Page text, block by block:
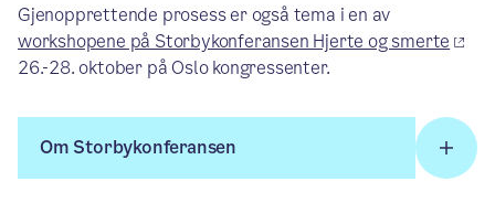
Gjenopprettende prosess er også tema i en av
workshopene på Storbykonferansen Hjerte og smerte
26.-28. oktober på Oslo kongressenter.
Om Storbykonferansen